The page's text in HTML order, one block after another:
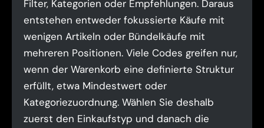
Filter, Kategorien oder Empfehlungen. Daraus
entstehen entweder fokussierte Käufe mit
wenigen Artikeln oder Bündelkäufe mit
mehreren Positionen. Viele Codes greifen nur,
wenn der Warenkorb eine definierte Struktur
erfüllt, etwa Mindestwert oder
Kategoriezuordnung. Wählen Sie deshalb
zuerst den Einkaufstyp und danach die